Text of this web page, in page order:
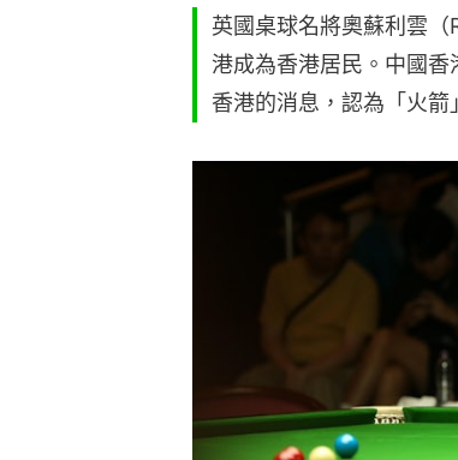
英國桌球名將奧蘇利雲
港成為香港居民。中國
香港的消息，認為「火箭